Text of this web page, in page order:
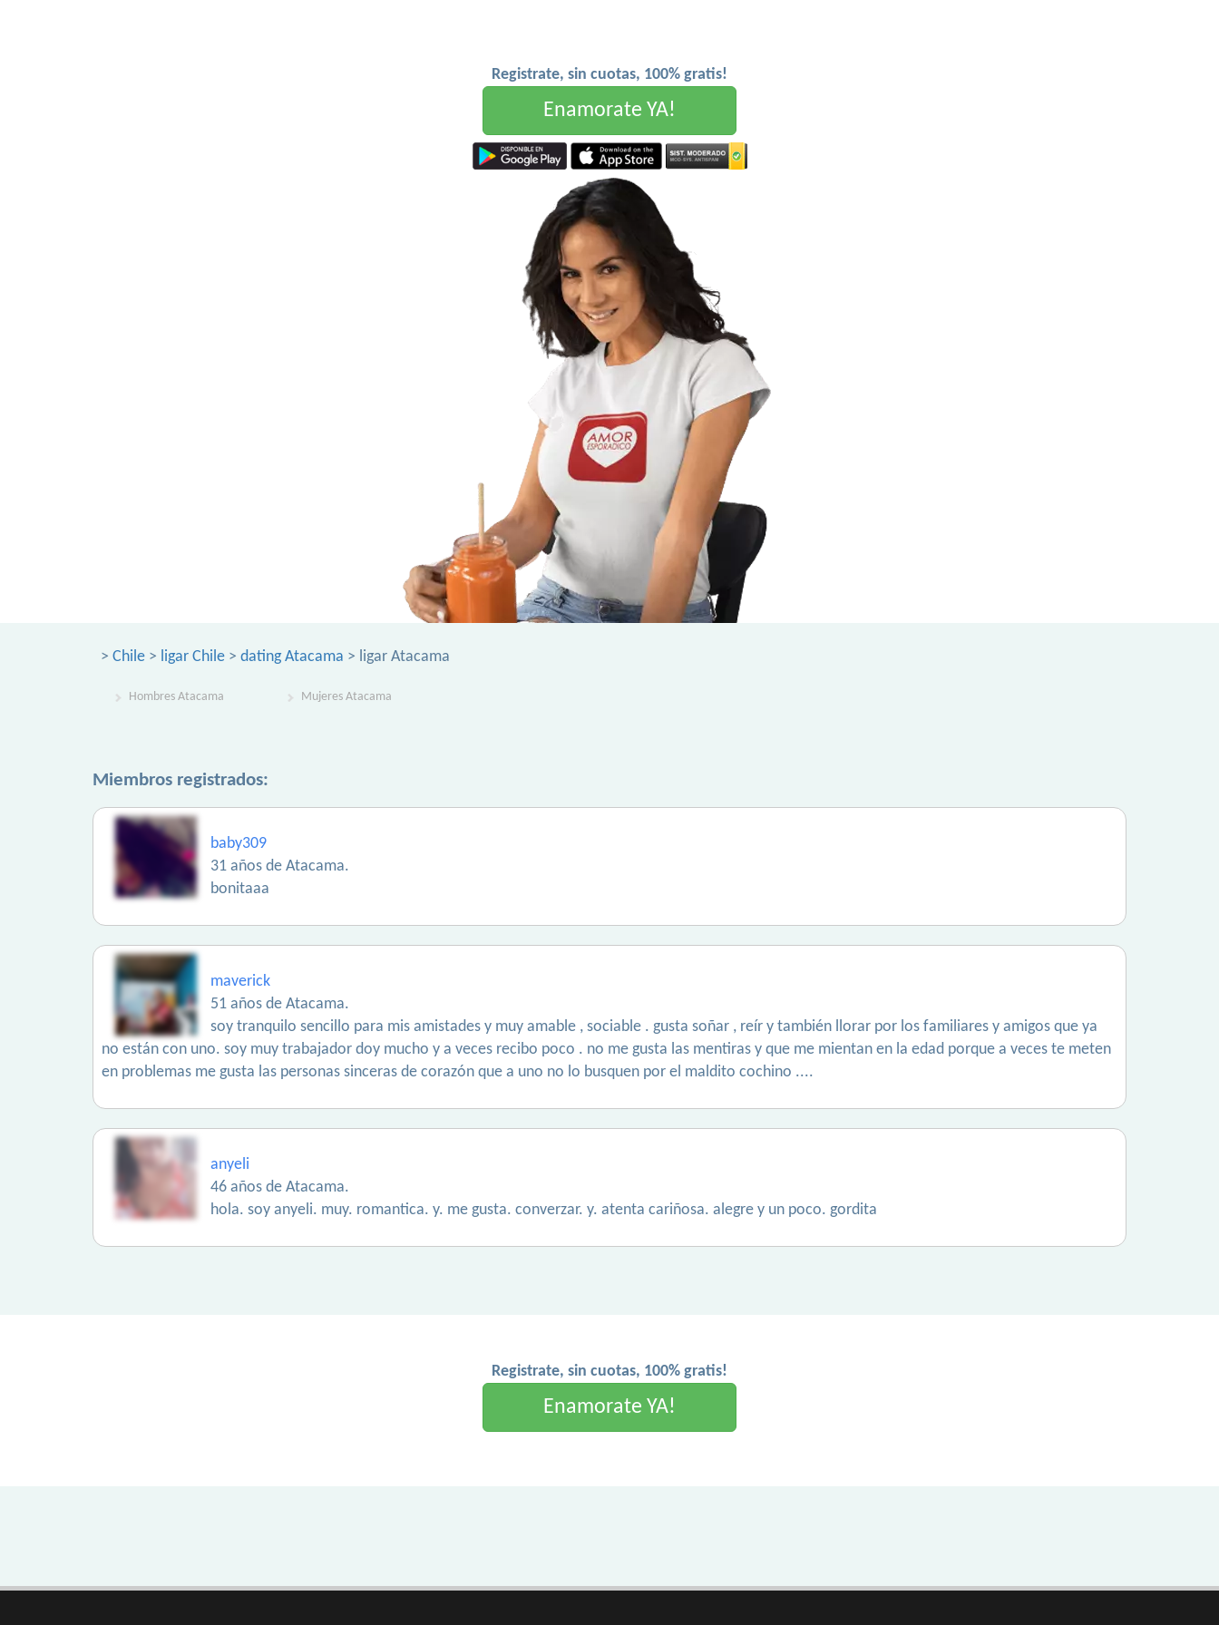
Registrate, sin cuotas, 100% gratis!
Enamorate YA!
> Chile > ligar Chile > dating Atacama > ligar Atacama
Hombres Atacama Mujeres Atacama
Miembros registrados:
baby309
31 años de Atacama.
bonitaaa
maverick
51 años de Atacama.
soy tranquilo sencillo para mis amistades y muy amable , sociable . gusta soñar , reír y también llorar por los familiares y amigos que ya
no están con uno. soy muy trabajador doy mucho y a veces recibo poco . no me gusta las mentiras y que me mientan en la edad porque a veces te meten
en problemas me gusta las personas sinceras de corazón que a uno no lo busquen por el maldito cochino ....
anyeli
46 años de Atacama.
hola. soy anyeli. muy. romantica. y. me gusta. converzar. y. atenta cariñosa. alegre y un poco. gordita
Registrate, sin cuotas, 100% gratis!
Enamorate YA!